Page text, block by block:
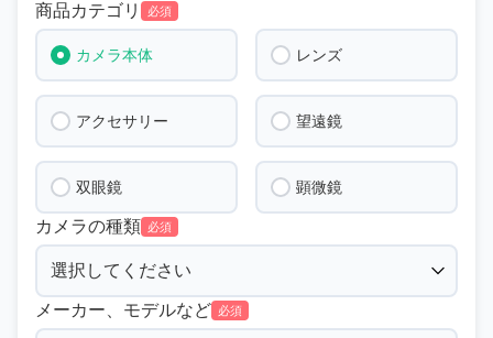
商品カテゴリ 必須
カメラ本体 レンズ
アクセサリー 望遠鏡
双眼鏡 顕微鏡
カメラの種類 必須
メーカー、モデルなど 必須